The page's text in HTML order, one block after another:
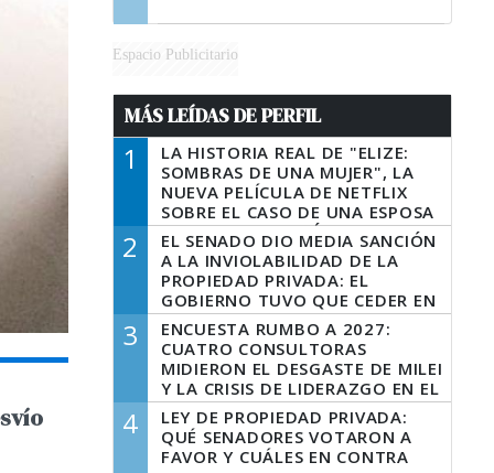
Espacio Publicitario
MÁS LEÍDAS DE PERFIL
1
LA HISTORIA REAL DE "ELIZE:
SOMBRAS DE UNA MUJER", LA
NUEVA PELÍCULA DE NETFLIX
SOBRE EL CASO DE UNA ESPOSA
QUE DESCUARTIZÓ A SU
MARIDO
2
EL SENADO DIO MEDIA SANCIÓN
A LA INVIOLABILIDAD DE LA
PROPIEDAD PRIVADA: EL
GOBIERNO TUVO QUE CEDER EN
LA LEY DEL MANEJO DEL FUEGO
3
ENCUESTA RUMBO A 2027:
CUATRO CONSULTORAS
MIDIERON EL DESGASTE DE MILEI
Y LA CRISIS DE LIDERAZGO EN EL
PERONISMO
4
LEY DE PROPIEDAD PRIVADA:
QUÉ SENADORES VOTARON A
FAVOR Y CUÁLES EN CONTRA